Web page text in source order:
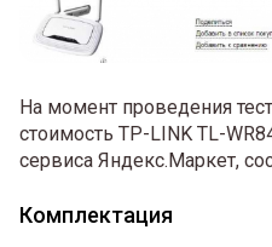
На момент проведения
стоимость TP-LINK TL-
сервиса Яндекс.Маркет,
Комплектация